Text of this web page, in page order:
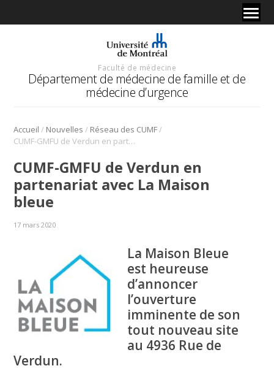
Faculté de médecine
Département de médecine de famille et de
médecine d’urgence
Accueil / Nouvelles / Réseau des CUMF/
CUMF-GMFU de Verdun en partenariat avec La Maison bleue
CUMF-GMFU de Verdun en
partenariat avec La Maison
bleue
17 mars 2020
La Maison Bleue
est heureuse
d’annoncer
l’ouverture
imminente de son
tout nouveau site
au 4936 Rue de
Verdun.